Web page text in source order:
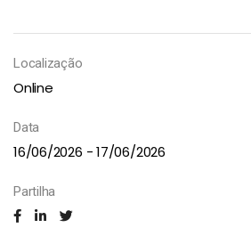
Localização
Online
Data
16/06/2026 - 17/06/2026
Partilha